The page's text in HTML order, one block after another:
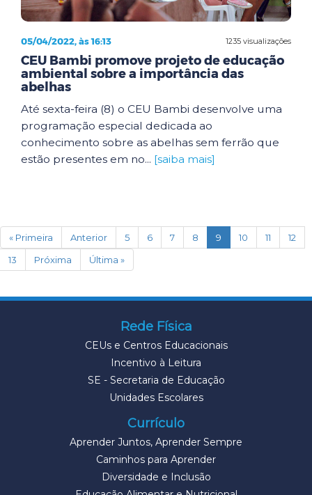
1235 visualizações
05/04/2022, às 16:13
CEU Bambi promove projeto de educação
ambiental sobre a importância das
abelhas
Até sexta-feira (8) o CEU Bambi desenvolve uma
programação especial dedicada ao
conhecimento sobre as abelhas sem ferrão que
estão presentes em no... [saiba mais]
« Primeira Anterior 5 6 7 8 9 (current)
10 11
12
13
Próxima Última »
Rede Física
CEUs e Centros Educacionais
Incentivo à Leitura
SE - Secretaria de Educação
Unidades Escolares
Currículo
Aprender Juntos, Aprender Sempre
Caminhos para Aprender
Diversidade e Inclusão